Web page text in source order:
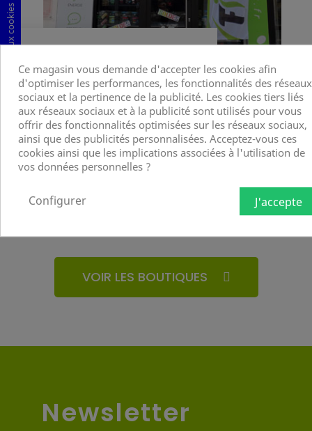
NICE ACROPOLIS:
26 AVENUE DE LA RÉPUBLIQUE
TÉL. 09 81 36 51 63
VOIR LES BOUTIQUES
Newsletter
Ce magasin vous demande d'accepter les cookies afin
d'optimiser les performances, les fonctionnalités des réseaux
sociaux et la pertinence de la publicité. Les cookies tiers liés
aux réseaux sociaux et à la publicité sont utilisés pour vous
offrir des fonctionnalités optimisées sur les réseaux sociaux,
ainsi que des publicités personnalisées. Acceptez-vous ces
cookies ainsi que les implications associées à l'utilisation de
vos données personnelles ?
J'accepte
Configurer
Consentement aux cookies